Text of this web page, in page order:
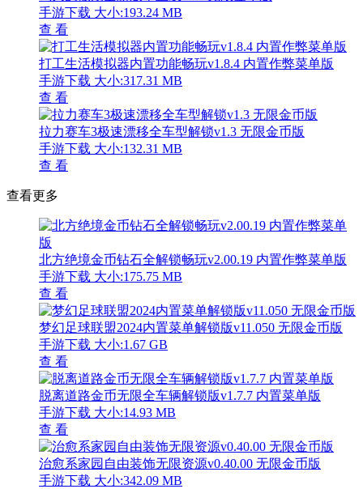
手游下载 大小:193.24 MB
查 看
打工生活模拟器内置功能畅玩v1.8.4 内置作弊菜单版
手游下载 大小:317.31 MB
查 看
拉力赛车3极速漂移全车型解锁v1.3 无限金币版
手游下载 大小:132.31 MB
查 看
查看更多
北方绝境金币钻石全解锁畅玩v2.00.19 内置作弊菜单版
手游下载 大小:175.75 MB
查 看
梦幻足球联盟2024内置菜单解锁版v11.050 无限金币版
手游下载 大小:1.67 GB
查 看
脱离道路金币无限全车辆解锁版v1.7.7 内置菜单版
手游下载 大小:14.93 MB
查 看
治愈系家园自由装饰无限资源v0.40.00 无限金币版
手游下载 大小:342.09 MB